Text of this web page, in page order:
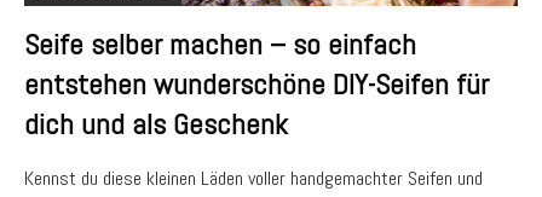
Seife selber machen – so einfach
entstehen wunderschöne DIY-Seifen für
dich und als Geschenk
Kennst du diese kleinen Läden voller handgemachter Seifen und